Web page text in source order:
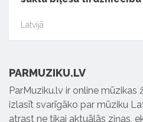
Latvijā
PARMUZIKU.LV
ParMuziku.lv ir online mūzikas
izlasīt svarīgāko par mūziku
atrast ne tikai aktuālās ziņas,